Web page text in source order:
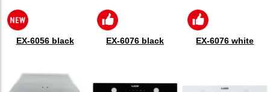
EX-6056 black EX-6076 black EX-6076 white